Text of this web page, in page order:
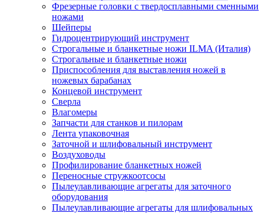
Фрезерные головки с твердосплавными сменными
ножами
Шейперы
Гидроцентрирующий инструмент
Строгальные и бланкетные ножи ILMA (Италия)
Cтрогальные и бланкетные ножи
Приспособления для выставления ножей в
ножевых барабанах
Концевой инструмент
Сверла
Влагомеры
Запчасти для станков и пилорам
Лента упаковочная
Заточной и шлифовальный инструмент
Воздуховоды
Профилирование бланкетных ножей
Переносные стружкоотсосы
Пылеулавливающие агрегаты для заточного
оборудования
Пылеулавливающие агрегаты для шлифовальных